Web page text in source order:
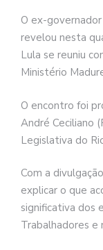
O ex-
revelou nesta
Lula se reuniu
Ministério
O encontro foi
André Ceciliano
Legislativa do
Com a
explicar o que
significativa dos
Trabalhadores e